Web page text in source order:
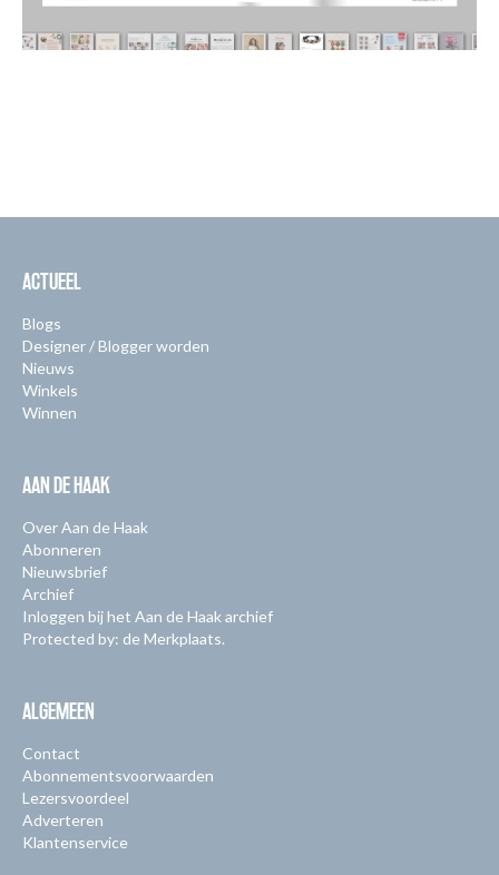
ACTUEEL
Blogs
Designer / Blogger worden
Nieuws
Winkels
Winnen
AAN DE HAAK
Over Aan de Haak
Abonneren
Nieuwsbrief
Archief
Inloggen bij het Aan de Haak archief
Protected by: de Merkplaats.
ALGEMEEN
Contact
Abonnementsvoorwaarden
Lezersvoordeel
Adverteren
Klantenservice